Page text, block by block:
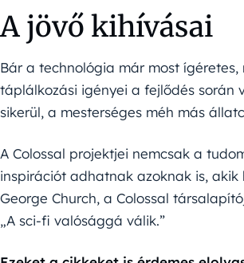
A jövő kihívásai
Bár a technológia már most
táplálkozási igényei a fejlődés során
sikerül, a mesterséges méh más
A Colossal projektjei nemcsak a
inspirációt adhatnak azoknak is,
George Church, a Colossal
„A sci-fi valósággá válik.”